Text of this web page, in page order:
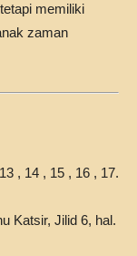
memiliki
zaman
, 14 , 15 , 16 , 17.
Katsir, Jilid 6, hal.